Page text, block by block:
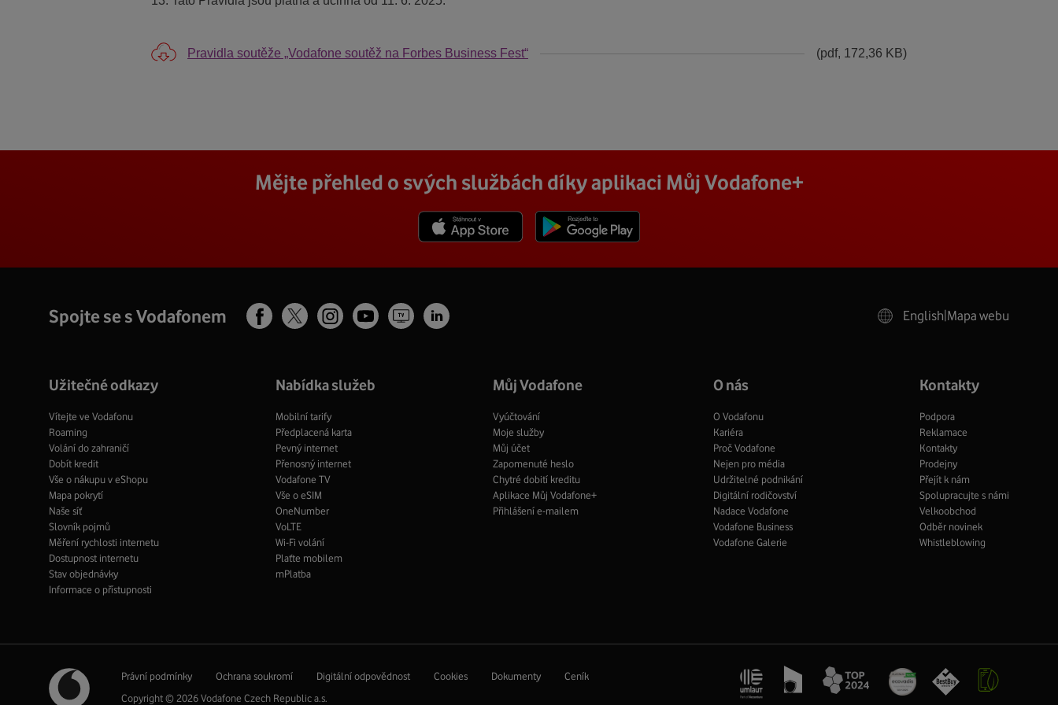
Pravidla soutěže „Vodafone soutěž na Forbes Business Fest“ (pdf, 172,36 KB)
Mějte přehled o svých službách díky aplikaci Můj Vodafone+
Spojte se s Vodafonem
Facebook
profil
InstagramYoutube
profil
VodafoneLinkedIn
English Mapa webu
Užitečné odkazy
Vítejte ve Vodafonu
Roaming
Volání do zahraničí
Dobít kredit
Vše o nákupu v eShopu
Mapa pokrytí
Naše síť
Slovník pojmů
Měření rychlosti internetu
Dostupnost internetu
Stav objednávky
Informace o přístupnosti
Nabídka služeb
Mobilní tarify
Předplacená karta
Pevný internet
Přenosný internet
Vodafone TV
Vše o eSIM
OneNumber
VoLTE
Wi-Fi volání
Plaťte mobilem
mPlatba
Můj Vodafone
Vyúčtování
Moje služby
Můj účet
Zapomenuté heslo
Chytré dobití kreditu
Aplikace Můj Vodafone+
Přihlášení e-mailem
O nás
O Vodafonu
Kariéra
Proč Vodafone
Nejen pro média
Udržitelné podnikání
Digitální rodičovství
Nadace Vodafone
Vodafone Business
Vodafone Galerie
Kontakty
Podpora
Reklamace
Kontakty
Prodejny
Přejít k nám
Spolupracujte s námi
Velkoobchod
Odběr novinek
Whistleblowing
Právní podmínky Ochrana soukromí Digitální odpovědnost Cookies Dokumenty
Ceník
Copyright © 2026 Vodafone Czech Republic a.s.